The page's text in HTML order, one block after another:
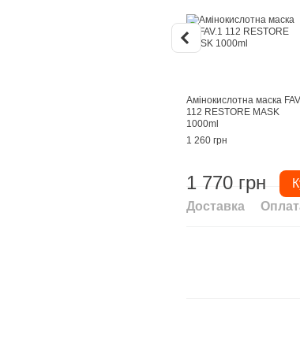
Амінокислотна маска
112 RESTORE MASK
1000ml
1 260 грн
1 770 грн
Доставка